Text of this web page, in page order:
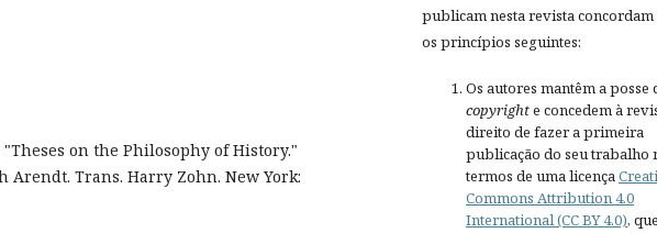
"Theses on the Philosophy of History."
Arendt. Trans. Harry Zohn. New York:
publicam nesta revista concordam
os princípios seguintes:
Os autores mantêm a posse
copyrighte concedem à
direito de fazer a primeira
publicação do seu trabalho
termos de uma licença
Commons Attribution 4.0
International (CC BY 4.0),